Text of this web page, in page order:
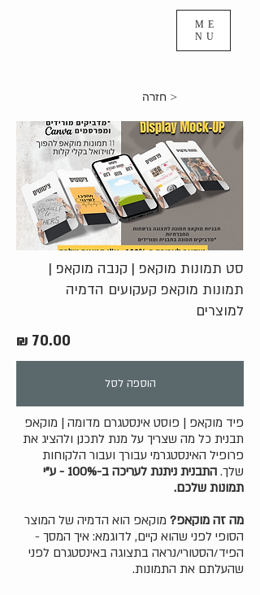
ME
NU
< חזרה
סט תמונות מוקאפ | קנבה מוקאפ |
תמונות מוקאפ קעקועים הדמיה
למוצרים
70.00 ₪
הוספה לסל
פיד מוקאפ | פוסט אינסטגרם מדומה | מוקאפ
תבנית כל מה שצריך על מנת לתכנן ולהציג את
פרופיל האינסטגרמי עבורך ועבור הלקוחות
שלך.
התבנית ניתנת לעריכה ב-100% - ע"י
תמונות שלכם.
מה זה מוקאפ? מוקאפ הוא הדמיה של המוצר
הסופי לפני שהוא קיים, לדוגמא: איך המסך -
הפיד/הסטורי/נראה בתצוגה באינסטגרם לפני
שהעלתם את התמונות.